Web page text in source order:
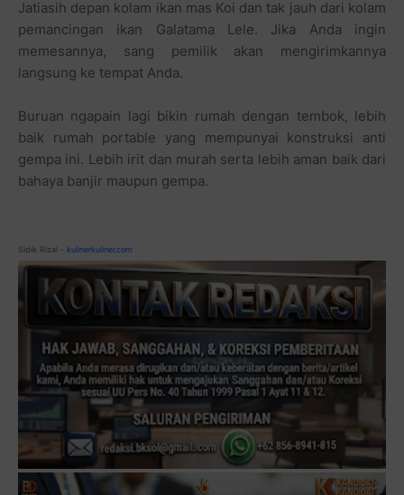
Jatiasih depan kolam ikan mas Koi dan tak jauh dari kolam
pemancingan ikan Galatama Lele. Jika Anda ingin
memesannya, sang pemilik akan mengirimkannya
langsung ke tempat Anda.
Buruan ngapain lagi bikin rumah dengan tembok, lebih
baik rumah portable yang mempunyai konstruksi anti
gempa ini. Lebih irit dan murah serta lebih aman baik dari
bahaya banjir maupun gempa.
Sidik Rizal - kulinerkuliner.com